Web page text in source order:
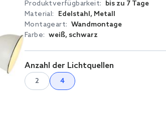
Produktverfügbarkeit: bis zu 7 Tage
Material:
Edelstahl, Metall
Montageart: Wandmontage
Farbe: weiß, schwarz
Anzahl der Lichtquellen
2 4